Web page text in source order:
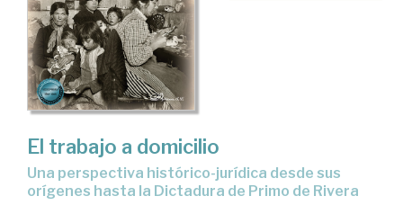
El trabajo a domicilio
una perspectiva histórico-jurídica desde sus
orígenes hasta la Dictadura de Primo de Rivera